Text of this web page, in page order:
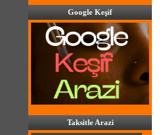
Google Keşif
Taksitle Arazi